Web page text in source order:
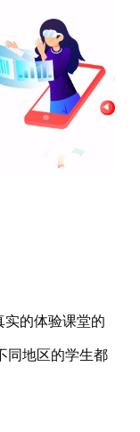
的体验课堂的
同地区的学生都